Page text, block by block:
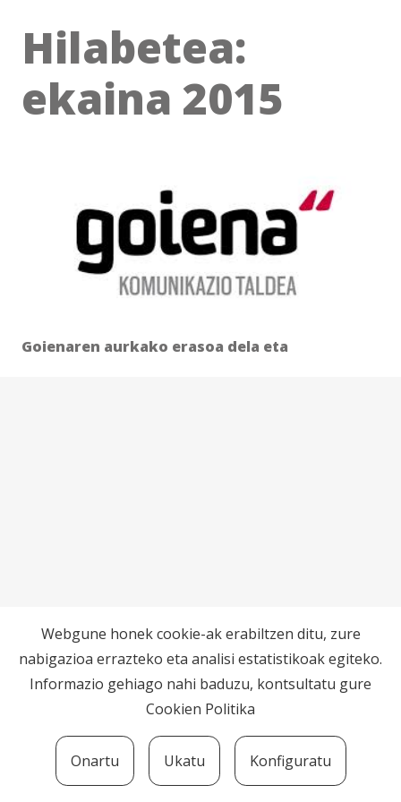
Hilabetea:
ekaina 2015
Goienaren aurkako erasoa dela eta
Webgune honek cookie-ak erabiltzen ditu, zure
nabigazioa errazteko eta analisi estatistikoak egiteko.
Informazio gehiago nahi baduzu, kontsultatu gure
Cookien Politika
Onartu Ukatu Konfiguratu